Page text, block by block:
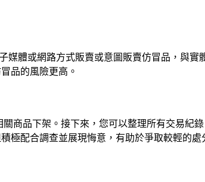
媒體或網路方式販賣或意圖販賣仿冒品，與
品的風險更高。
商品下架。接下來，您可以整理所有交易紀
極配合調查並展現悔意，有助於爭取較輕的處